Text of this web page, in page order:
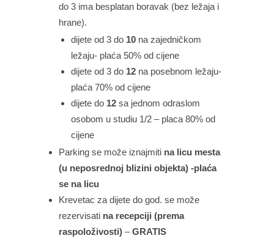
do 3 ima besplatan boravak (bez ležaja i
hrane).
dijete od 3 do 10 na zajedničkom
ležaju- plaća 50% od cijene
dijete od 3 do 12 na posebnom ležaju-
plaća 70% od cijene
dijete do 12 sa jednom odraslom
osobom u studiu 1/2 – placa 80% od
cijene
Parking se može iznajmiti na licu mesta
(u neposrednoj blizini objekta) -plaća
se na licu
Krevetac za dijete do god. se može
rezervisati na recepciji (prema
raspoloživosti) –GRATIS